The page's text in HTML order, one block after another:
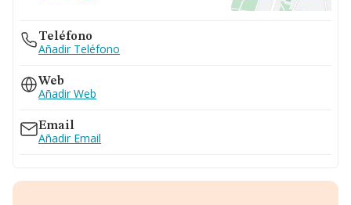
Teléfono
Añadir Teléfono
Web
Añadir Web
Email
Añadir Email